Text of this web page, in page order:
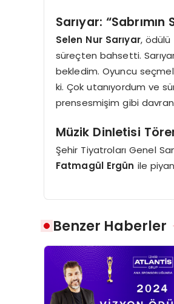
Sarıyar:
Selen Nur Sarıyar, ödülü
süreçten bahsetti.
bekledim. Oyuncu
ki. Çok utanıyordum ve
prensesmişim gibi
Müzik Dinletisi
Şehir Tiyatroları Genel
Fatmagül Ergün ile
Benzer Haberler